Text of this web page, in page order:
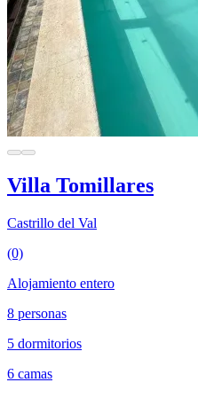
Villa Tomillares
Castrillo del Val
(0)
Alojamiento entero
8 personas
5 dormitorios
6 camas